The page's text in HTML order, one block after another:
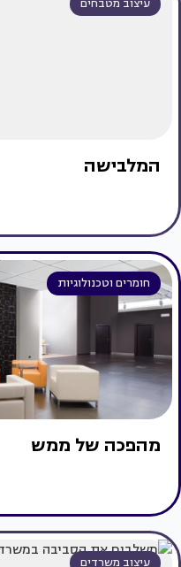
עיצוב מטבחים
המלבישה
חומרים וטכנולוגיות
מהפכה של ממש
עיצוב משרדים